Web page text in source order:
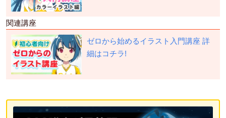
関連講座
ゼロから始めるイラスト入門講座 詳
細はコチラ!